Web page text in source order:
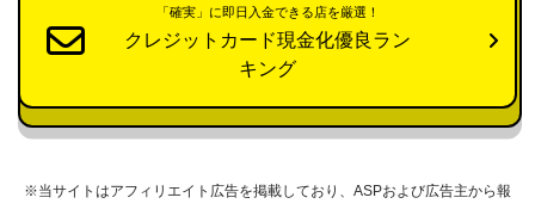
「確実」に即日入金できる店を厳選！
クレジットカード現金化優良ラン
キング
※当サイトはアフィリエイト広告を掲載しており、ASPおよび広告主から報